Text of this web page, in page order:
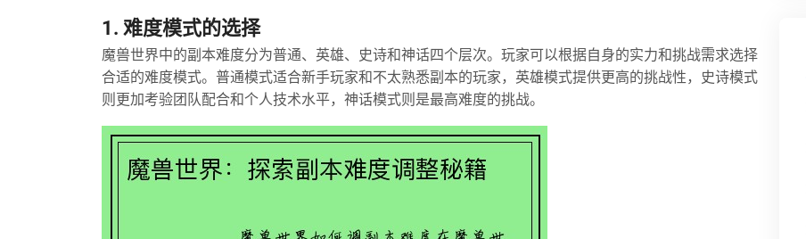
1. 难度模式的选择
魔兽世界中的副本难度分为普通、英雄、史诗和神话四个层次。玩家可以根据自身的实力和挑战需求选择
合适的难度模式。普通模式适合新手玩家和不太熟悉副本的玩家，英雄模式提供更高的挑战性，史诗模式
则更加考验团队配合和个人技术水平，神话模式则是最高难度的挑战。